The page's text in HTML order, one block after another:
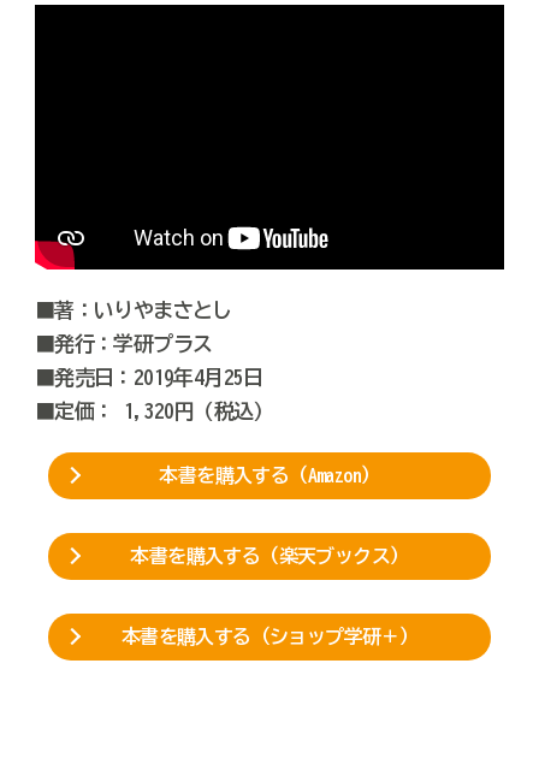
■著：いりやまさとし
■発行：学研プラス
■発売日：2019年4月25日
■定価： 1,320円（税込）
本書を購入する（Amazon）
本書を購入する（楽天ブックス）
本書を購入する（ショップ学研＋）